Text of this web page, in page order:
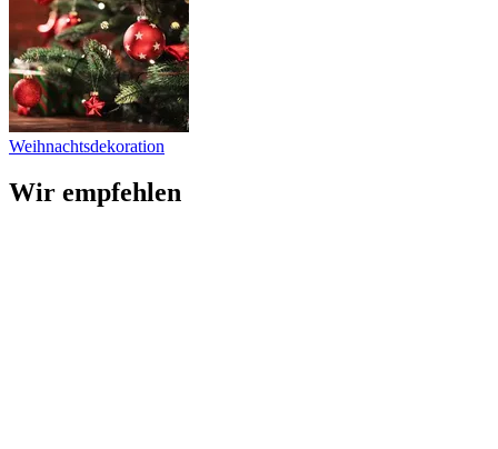
Weihnachtsdekoration
Wir empfehlen